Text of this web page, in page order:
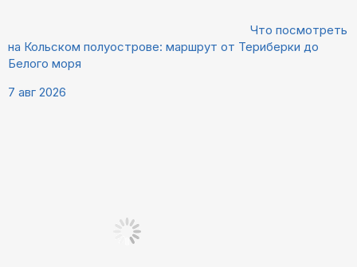
Что посмотреть
на Кольском полуострове: маршрут от Териберки до
Белого моря
7 авг 2026